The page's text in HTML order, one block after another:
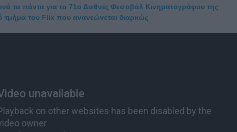
τα πάντα για το 71ο Διεθνές Φεστιβάλ Κινηματογράφου της
τμήμα του Flix που ανανεώνεται διαρκώς